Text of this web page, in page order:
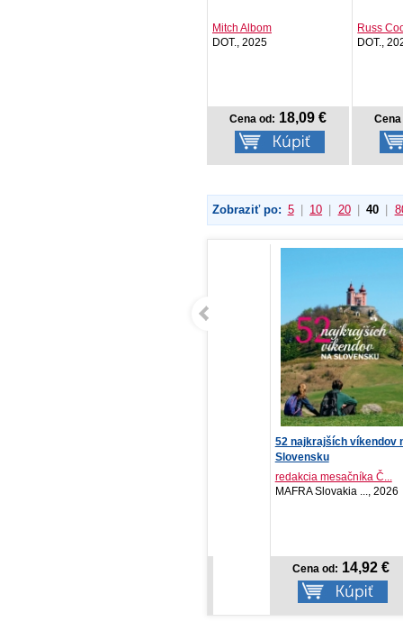
Mitch Albom
DOT., 2025
Cena od: 18,09 €
Russ
DOT.,
Zobraziť po: 5 10 20 40
52 najkrajších víkendov na
redakcia mesačníka Č...
MAFRA Slovakia ..., 2026
14,92 €
Jujutsu
Gege
Crew,